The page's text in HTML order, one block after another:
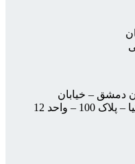
دمشق – خیابان
– واحد 12